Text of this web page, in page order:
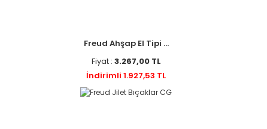
Freud Ahşap El Tipi ...
Fiyat : 3.267,00 TL
İndirimli 1.927,53 TL